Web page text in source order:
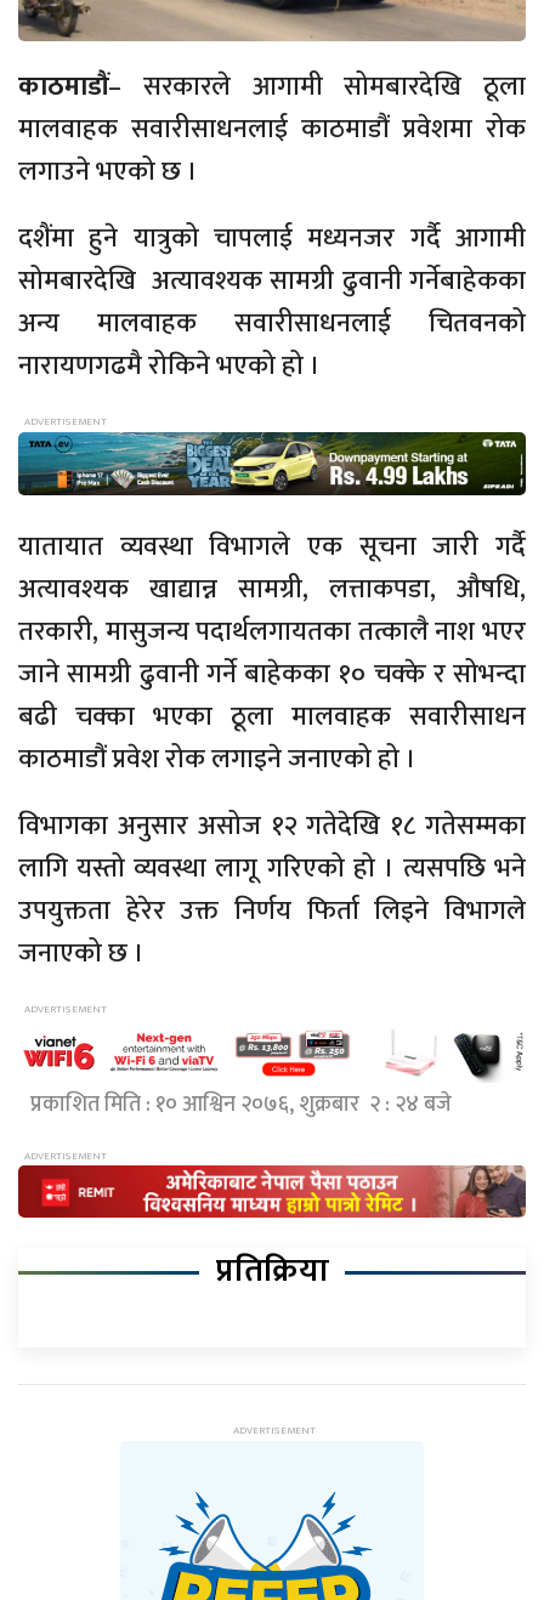
काठमाडौं– सरकारले आगामी सोमबारदेखि ठूला
मालवाहक सवारीसाधनलाई काठमाडौं प्रवेशमा रोक
लगाउने भएको छ ।
दशैंमा हुने यात्रुको चापलाई मध्यनजर गर्दै आगामी
सोमबारदेखि अत्यावश्यक सामग्री ढुवानी गर्नेबाहेकका
अन्य मालवाहक सवारीसाधनलाई चितवनको
नारायणगढमै रोकिने भएको हो ।
यातायात व्यवस्था विभागले एक सूचना जारी गर्दै
अत्यावश्यक खाद्यान्न सामग्री, लत्ताकपडा, औषधि,
तरकारी, मासुजन्य पदार्थलगायतका तत्कालै नाश भएर
जाने सामग्री ढुवानी गर्ने बाहेकका १० चक्के र सोभन्दा
बढी चक्का भएका ठूला मालवाहक सवारीसाधन
काठमाडौं प्रवेश रोक लगाइने जनाएको हो ।
विभागका अनुसार असोज १२ गतेदेखि १८ गतेसम्मका
लागि यस्तो व्यवस्था लागू गरिएको हो । त्यसपछि भने
उपयुक्तता हेरेर उक्त निर्णय फिर्ता लिइने विभागले
जनाएको छ ।
प्रकाशित मिति : १० आश्विन २०७६, शुक्रबार २ : २४ बजे
प्रतिक्रिया